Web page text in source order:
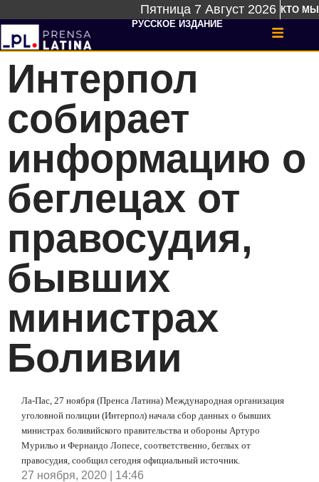
Пятница 7 Август 2026 КТО МЫ
РУССКОЕ ИЗДАНИЕ
Интерпол
собирает
информацию о
беглецах от
правосудия,
бывших
министрах
Боливии
Ла-Пас, 27 ноября (Пренса Латина) Международная организация
уголовной полиции (Интерпол) начала сбор данных о бывших
министрах боливийского правительства и обороны Артуро
Мурильо и Фернандо Лопесе, соответственно, беглых от
правосудия, сообщил сегодня официальный источник.
27 ноября, 2020 | 14:46